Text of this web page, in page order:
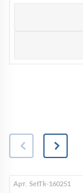
Арт. SetTk-160251